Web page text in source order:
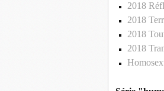
2018
2018
2018
2018